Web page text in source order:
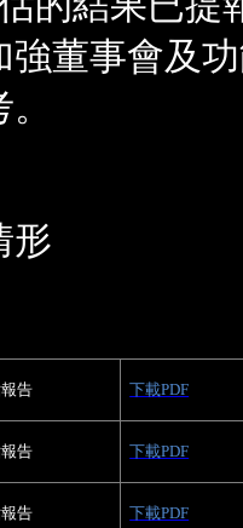
董事會及
形
告 下載PDF
告 下載PDF
告 下載PDF